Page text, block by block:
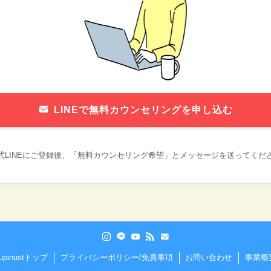
LINEで無料カウンセリングを申し込む
にご登録後、「無料カウンセリング希望」とメッセージを送ってくだ
トップ プライバシーポリシー/免責事項 お問い合わせ 事業概